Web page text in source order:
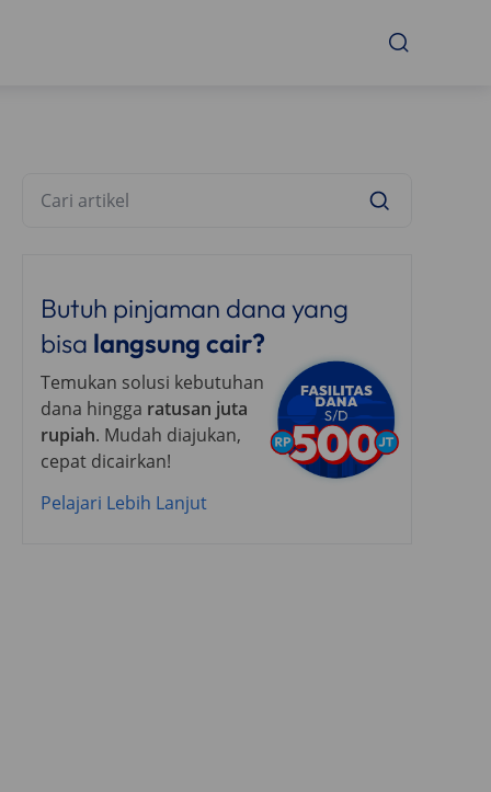
Butuh pinjaman dana yang
bisa langsung cair?
Temukan solusi kebutuhan
dana hingga ratusan juta
rupiah. Mudah diajukan,
cepat dicairkan!
Pelajari Lebih Lanjut